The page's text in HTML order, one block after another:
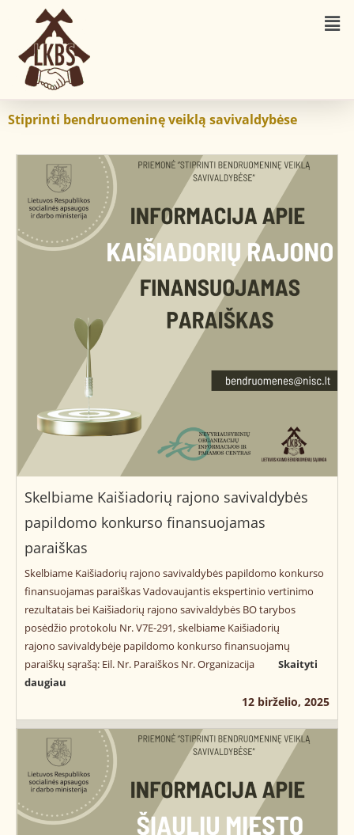
Stiprinti bendruomeninę veiklą savivaldybėse
Skelbiame Kaišiadorių rajono savivaldybės
papildomo konkurso finansuojamas
paraiškas
Skelbiame Kaišiadorių rajono savivaldybės papildomo konkurso
finansuojamas paraiškas Vadovaujantis ekspertinio vertinimo
rezultatais bei Kaišiadorių rajono savivaldybės BO tarybos
posėdžio protokolu Nr. V7E-291, skelbiame Kaišiadorių
rajono savivaldybėje papildomo konkurso finansuojamų
paraiškų sąrašą: Eil. Nr. Paraiškos Nr. Organizacija Skaityti
daugiau
12 birželio, 2025